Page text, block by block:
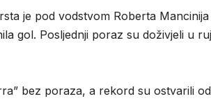
je pod vodstvom Roberta
gol. Posljednji poraz su doživjeli u
bez poraza, a rekord su ostvarili